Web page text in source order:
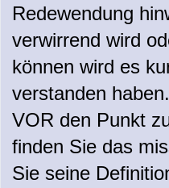
Redewendung
verwirrend wird
können wird es
verstanden
VOR den Punkt
finden Sie das
Sie seine